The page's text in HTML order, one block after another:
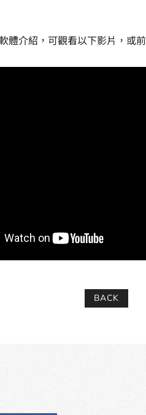
體介紹，可觀看以下影片，或
BACK